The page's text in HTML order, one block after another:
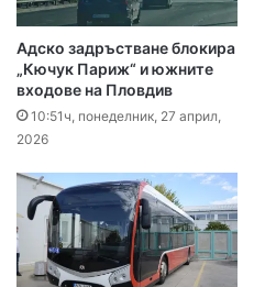
Адско задръстване блокира
„Кючук Париж“ и южните
входове на Пловдив
10:51ч, понеделник, 27 април,
2026